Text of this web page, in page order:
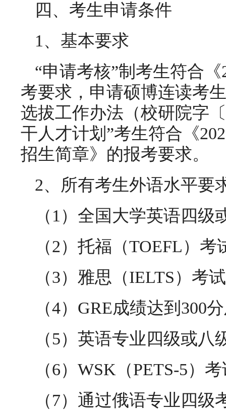
四、考生申请条件
1、基本要求
“申请考核”制考生符合
考要求，申请硕博连读考
选拔工作办法（校研院字
干人才计划”考生符合《
招生简章》的报考要求。
2、所有考生外语水平要
（1）全国大学英语四
（2）托福（TOEFL）
（3）雅思（IELTS）考
（4）GRE成绩达到300
（5）英语专业四级或
（6）WSK（PETS-5）
（7）通过俄语专业四